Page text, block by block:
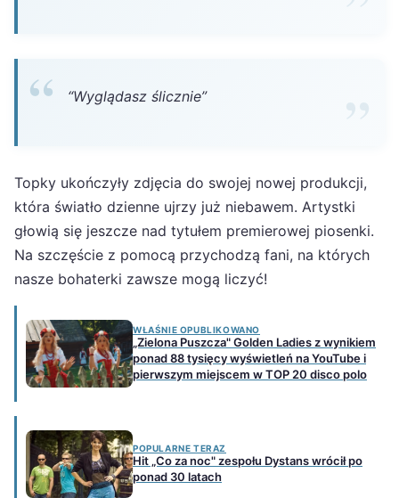
“Wyglądasz ślicznie”
Topky ukończyły zdjęcia do swojej nowej produkcji,
która światło dzienne ujrzy już niebawem. Artystki
głowią się jeszcze nad tytułem premierowej piosenki.
Na szczęście z pomocą przychodzą fani, na których
nasze bohaterki zawsze mogą liczyć!
WŁAŚNIE OPUBLIKOWANO
„Zielona Puszcza" Golden Ladies z wynikiem
ponad 88 tysięcy wyświetleń na YouTube i
pierwszym miejscem w TOP 20 disco polo
POPULARNE TERAZ
Hit „Co za noc" zespołu Dystans wrócił po
ponad 30 latach